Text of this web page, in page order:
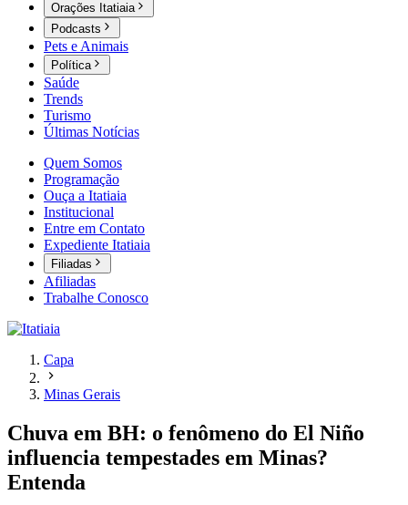
Orações Itatiaia
Podcasts
Pets e Animais
Política
Saúde
Trends
Turismo
Últimas Notícias
Quem Somos
Programação
Ouça a Itatiaia
Institucional
Entre em Contato
Expediente Itatiaia
Filiadas
Afiliadas
Trabalhe Conosco
Capa
Minas Gerais
Chuva em BH: o fenômeno do El Niño
influencia tempestades em Minas?
Entenda